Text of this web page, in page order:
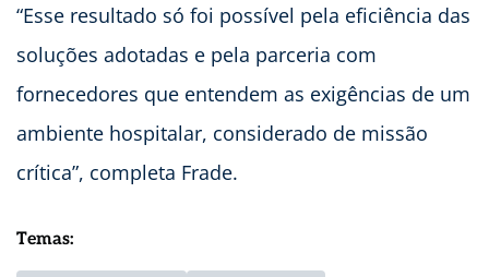
“Esse resultado só foi possível pela eficiência das
soluções adotadas e pela parceria com
fornecedores que entendem as exigências de um
ambiente hospitalar, considerado de missão
crítica”, completa Frade.
Temas: